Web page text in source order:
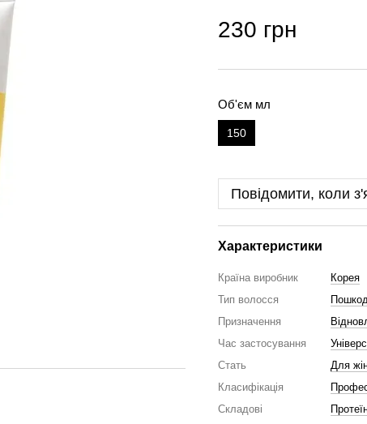
230 грн
Об'єм мл
150
Повідомити, коли
Характеристики
Країна виробник
Корея
Тип волосся
Призначення
Час застосування
Стать
Для
Класифікація
Складові